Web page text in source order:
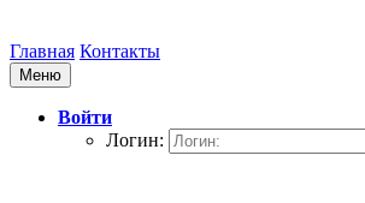
Главная Контакты
Меню
Войти
Логин: